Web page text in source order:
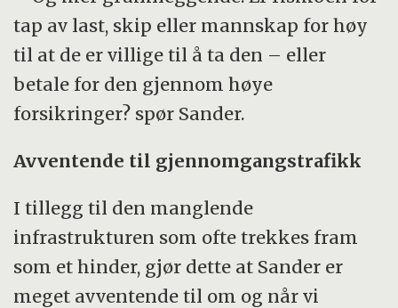
tap av last, skip eller mannskap for høy
til at de er villige til å ta den – eller
betale for den gjennom høye
forsikringer? spør Sander.
Avventende til gjennomgangstrafikk
I tillegg til den manglende
infrastrukturen som ofte trekkes fram
som et hinder, gjør dette at Sander er
meget avventende til om og når vi